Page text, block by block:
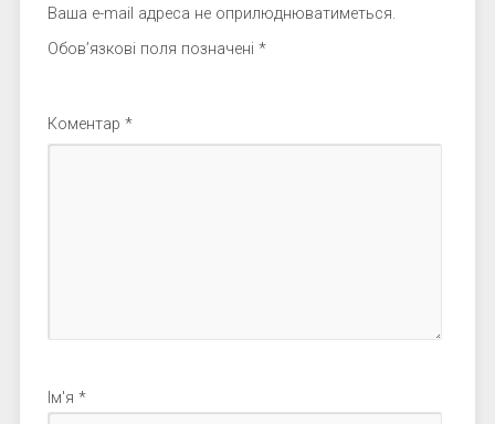
Ваша e-mail адреса не оприлюднюватиметься.
Обов’язкові поля позначені *
Коментар *
Ім'я *